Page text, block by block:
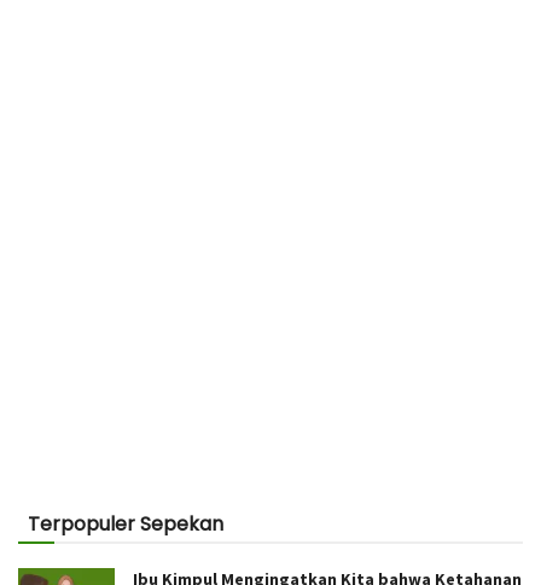
Terpopuler Sepekan
Ibu Kimpul Mengingatkan Kita bahwa Ketahanan